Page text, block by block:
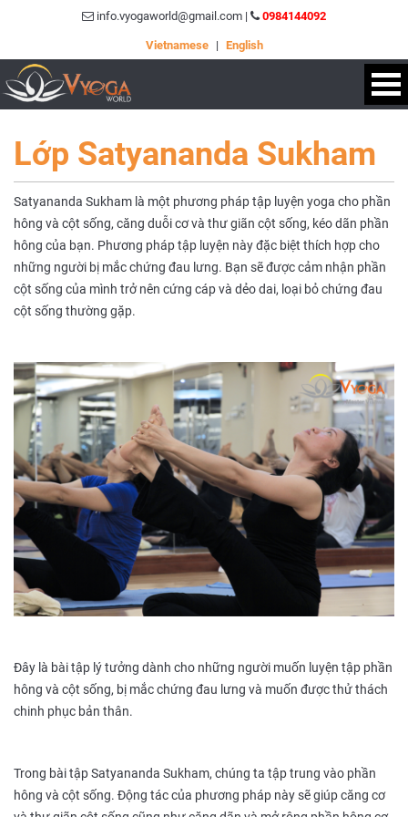
info.vyogaworld@gmail.com | 0984144092
Vietnamese | English
Lớp Satyananda Sukham
Satyananda Sukham là một phương pháp tập luyện yoga cho phần
hông và cột sống, căng duỗi cơ và thư giãn cột sống, kéo dãn phần
hông của bạn. Phương pháp tập luyện này đặc biệt thích hợp cho
những người bị mắc chứng đau lưng. Bạn sẽ được cảm nhận phần
cột sống của mình trở nên cứng cáp và dẻo dai, loại bỏ chứng đau
cột sống thường gặp.
Đây là bài tập lý tưởng dành cho những người muốn luyện tập phần
hông và cột sống, bị mắc chứng đau lưng và muốn được thử thách
chinh phục bản thân.
Trong bài tập Satyananda Sukham, chúng ta tập trung vào phần
hông và cột sống. Động tác của phương pháp này sẽ giúp căng cơ